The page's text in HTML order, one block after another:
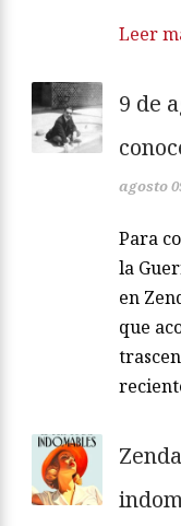
Leer
9 de
agosto
Para
la
en
que